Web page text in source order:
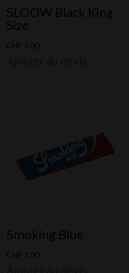
SLOOW Black King
Size
CHF 3.00
Smoking Blue
CHF 2.00